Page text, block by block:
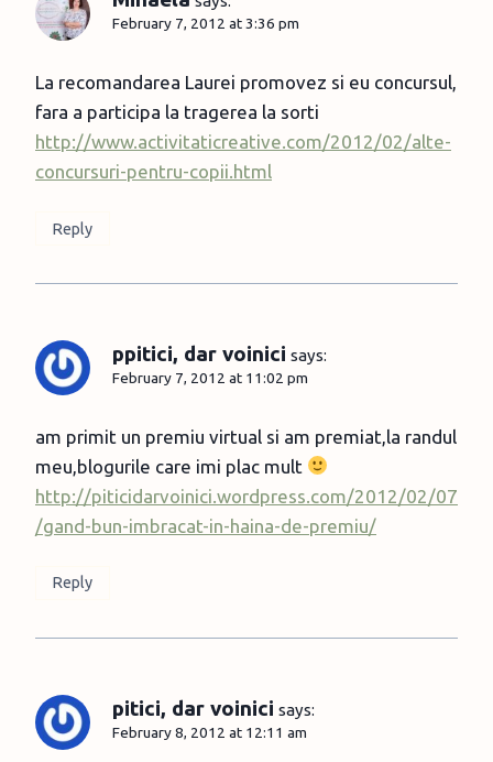
February 7, 2012 at 3:36 pm
La recomandarea Laurei promovez si eu concursul,
fara a participa la tragerea la sorti
http://www.activitaticreative.com/2012/02/alte-
concursuri-pentru-copii.html
Reply
ppitici, dar voinici says:
February 7, 2012 at 11:02 pm
am primit un premiu virtual si am premiat,la randul
meu,blogurile care imi plac mult
http://piticidarvoinici.wordpress.com/2012/02/07
/gand-bun-imbracat-in-haina-de-premiu/
Reply
pitici, dar voinici says:
February 8, 2012 at 12:11 am